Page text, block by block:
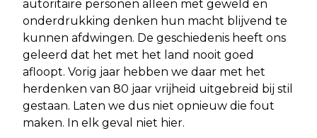
autoritaire personen alleen met geweld en
onderdrukking denken hun macht blijvend te
kunnen afdwingen. De geschiedenis heeft ons
geleerd dat het met het land nooit goed
afloopt. Vorig jaar hebben we daar met het
herdenken van 80 jaar vrijheid uitgebreid bij stil
gestaan. Laten we dus niet opnieuw die fout
maken. In elk geval niet hier.